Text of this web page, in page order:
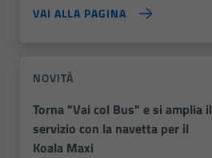
VAI ALLA PAGINA
NOVITÀ
Torna "Vai col Bus" e si amplia il
servizio con la navetta per il
Koala Maxi